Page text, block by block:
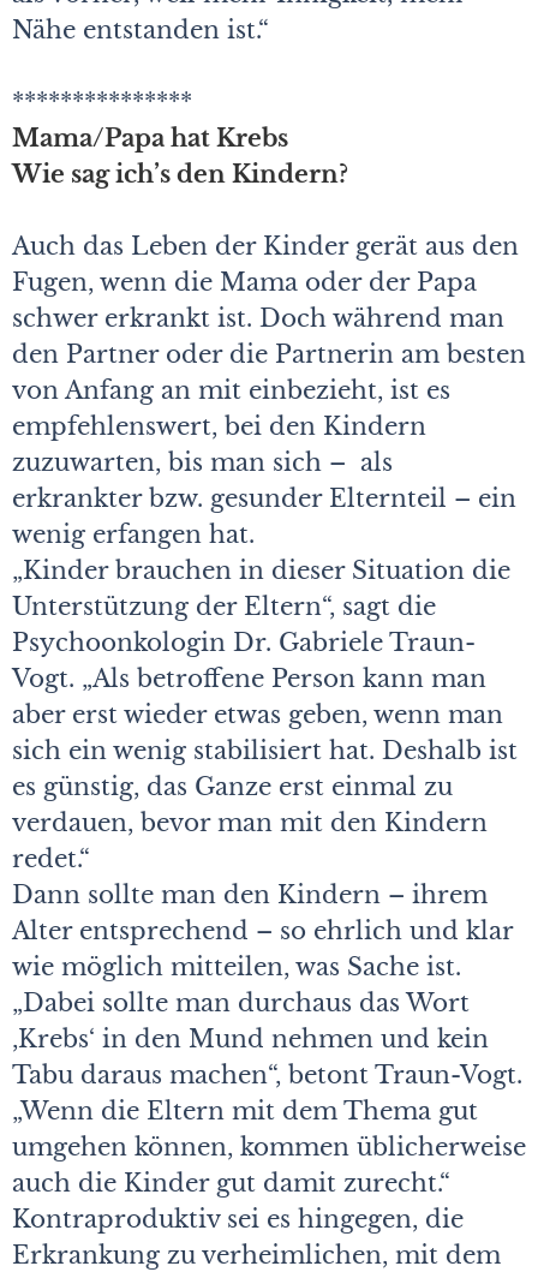
Nähe entstanden ist.“
***************
Mama/Papa hat Krebs
Wie sag ich’s den Kindern?
Auch das Leben der Kinder gerät aus den
Fugen, wenn die Mama oder der Papa
schwer erkrankt ist. Doch während man
den Partner oder die Partnerin am besten
von Anfang an mit einbezieht, ist es
empfehlenswert, bei den Kindern
zuzuwarten, bis man sich – als
erkrankter bzw. gesunder Elternteil – ein
wenig erfangen hat.
„Kinder brauchen in dieser Situation die
Unterstützung der Eltern“, sagt die
Psychoonkologin Dr. Gabriele Traun-
Vogt. „Als betroffene Person kann man
aber erst wieder etwas geben, wenn man
sich ein wenig stabilisiert hat. Deshalb ist
es günstig, das Ganze erst einmal zu
verdauen, bevor man mit den Kindern
redet.“
Dann sollte man den Kindern – ihrem
Alter entsprechend – so ehrlich und klar
wie möglich mitteilen, was Sache ist.
„Dabei sollte man durchaus das Wort
,Krebs‘ in den Mund nehmen und kein
Tabu daraus machen“, betont Traun-Vogt.
„Wenn die Eltern mit dem Thema gut
umgehen können, kommen üblicherweise
auch die Kinder gut damit zurecht.“
Kontraproduktiv sei es hingegen, die
Erkrankung zu verheimlichen, mit dem